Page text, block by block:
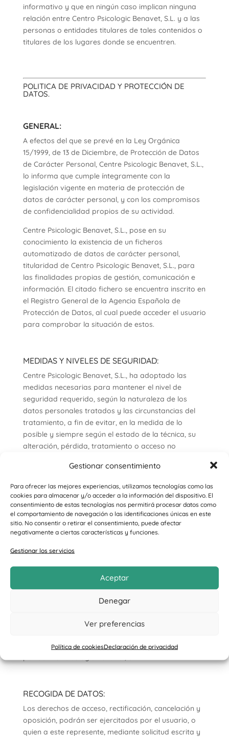
Gestionar consentimiento
Para ofrecer las mejores experiencias, utilizamos tecnologías como las
cookies para almacenar y/o acceder a la información del dispositivo. El
consentimiento de estas tecnologías nos permitirá procesar datos como
el comportamiento de navegación o las identificaciones únicas en este
sitio. No consentir o retirar el consentimiento, puede afectar
negativamente a ciertas características y funciones.
Gestionar los servicios
Aceptar
Denegar
Ver preferencias
Política de cookiesDeclaración de privacidad
informativo y que en ningún caso implican ninguna
relación entre Centro Psicologic Benavet, S.L. y a las
personas o entidades titulares de tales contenidos o
titulares de los lugares donde se encuentren.
POLITICA DE PRIVACIDAD Y PROTECCIÓN DE
DATOS.
GENERAL:
A efectos del que se prevé en la Ley Orgánica
15/1999, de 13 de Diciembre, de Protección de Datos
de Carácter Personal, Centre Psicologic Benavet, S.L.,
lo informa que cumple íntegramente con la
legislación vigente en materia de protección de
datos de carácter personal, y con los compromisos
de confidencialidad propios de su actividad.
Centre Psicologic Benavet, S.L., pose en su
conocimiento la existencia de un ficheros
automatizado de datos de carácter personal,
titularidad de Centro Psicologic Benavet, S.L., para
las finalidades propias de gestión, comunicación e
información. El citado fichero se encuentra inscrito en
el Registro General de la Agencia Española de
Protección de Datos, al cual puede acceder el usuario
para comprobar la situación de estos.
MEDIDAS Y NIVELES DE SEGURIDAD:
Centre Psicologic Benavet, S.L., ha adoptado las
medidas necesarias para mantener el nivel de
seguridad requerido, según la naturaleza de los
datos personales tratados y las circunstancias del
tratamiento, a fin de evitar, en la medida de lo
posible y siempre según el estado de la técnica, su
alteración, pérdida, tratamiento o acceso no
AMBITO DE APLICACIÓN:
L’estructura de fitxers, equips i sistemes d’informació
a fi de donar compliment a la legislació vigent en
matèria de protecció de dades, s’aplicaran a tots els
Psicologic Benavet, S.L., que continguin dades de
caràcter personal, així com a qualsevol equip o
sistema d’informació que els tracti.
Tot el personal contractat per Centre Psicologic
estan obligats al compliment de la citada normativa,
obligacions, que seran degudament determinades
RECOGIDA DE DATOS:
Los derechos de acceso, rectificación, cancelación y
oposición, podrán ser ejercitados por el usuario, o
quien a este represente, mediante solicitud escrita y